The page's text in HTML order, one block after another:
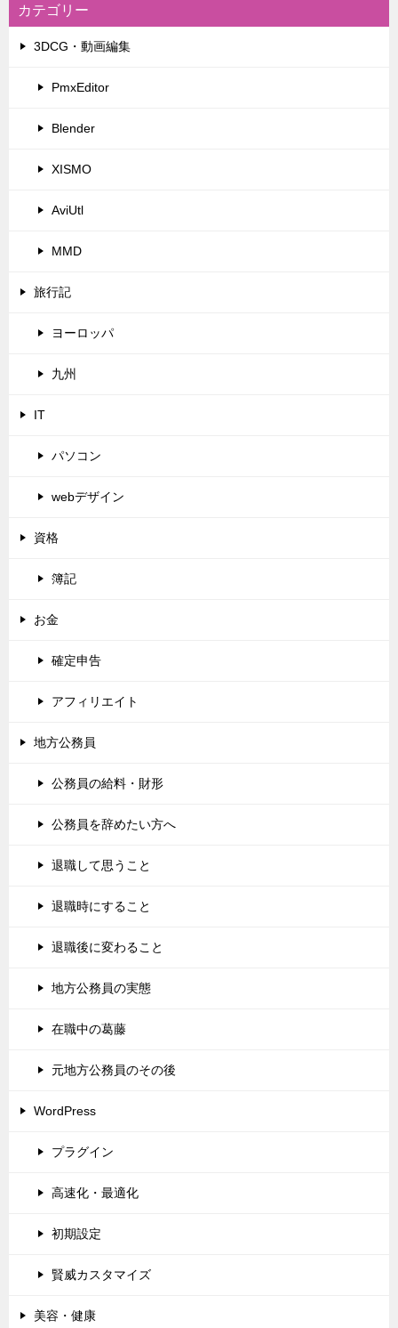
カテゴリー
3DCG・動画編集
PmxEditor
Blender
XISMO
AviUtl
MMD
旅行記
ヨーロッパ
九州
IT
パソコン
webデザイン
資格
簿記
お金
確定申告
アフィリエイト
地方公務員
公務員の給料・財形
公務員を辞めたい方へ
退職して思うこと
退職時にすること
退職後に変わること
地方公務員の実態
在職中の葛藤
元地方公務員のその後
WordPress
プラグイン
高速化・最適化
初期設定
賢威カスタマイズ
美容・健康